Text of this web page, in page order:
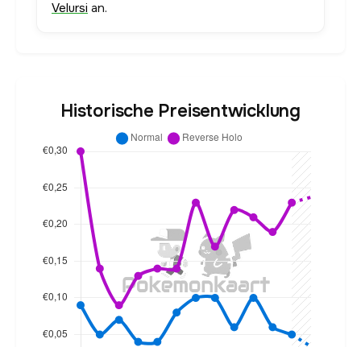
Velursi an.
Historische Preisentwicklung